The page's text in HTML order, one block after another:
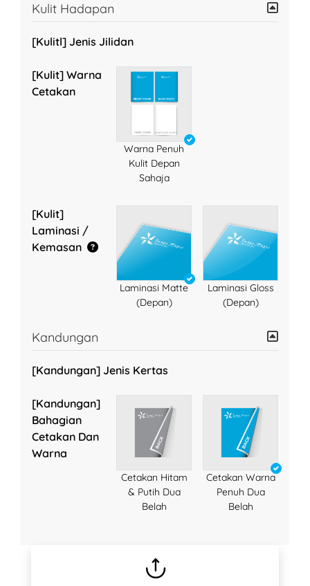
Kulit Hadapan
[Kulitl] Jenis Jilidan
[Kulit] Warna
Cetakan
Warna Penuh
Kulit Depan
Sahaja
[Kulit]
Laminasi /
Kemasan
Laminasi Matte
(Depan)
Laminasi Gloss
(Depan)
Kandungan
[Kandungan] Jenis Kertas
[Kandungan]
Bahagian
Cetakan Dan
Warna
Cetakan Hitam
& Putih Dua
Belah
Cetakan Warna
Penuh Dua
Belah